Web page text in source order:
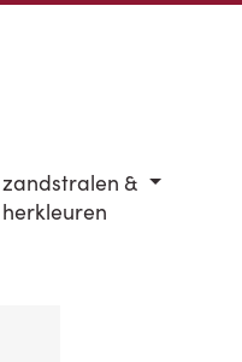
zandstralen &
herkleuren